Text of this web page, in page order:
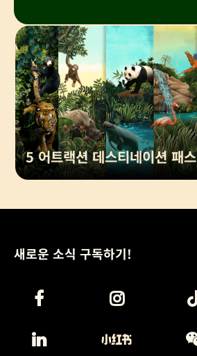
5 어트랙션 데스티네이션 패스
새로운 소식 구독하기!